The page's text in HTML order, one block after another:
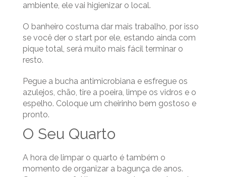
ambiente, ele vai higienizar o local.
O banheiro costuma dar mais trabalho, por isso
se você der o start por ele, estando ainda com
pique total, será muito mais fácil terminar o
resto.
Pegue a bucha antimicrobiana e esfregue os
azulejos, chão, tire a poeira, limpe os vidros e o
espelho. Coloque um cheirinho bem gostoso e
pronto.
O Seu Quarto
A hora de limpar o quarto é também o
momento de organizar a bagunça de anos.